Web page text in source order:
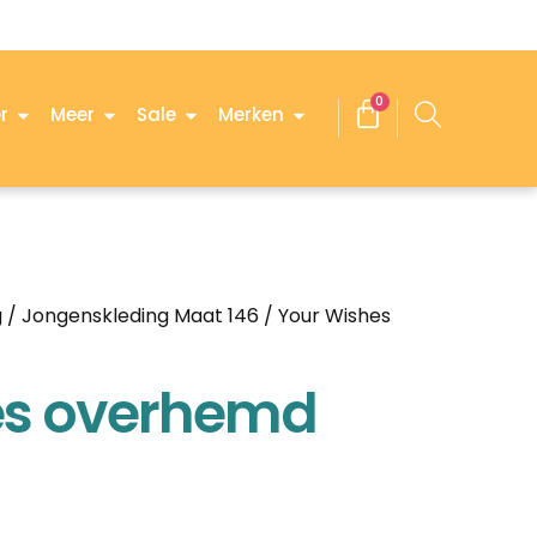
Meer Sale Merken
0
/ Jongenskleding Maat 146 / Your Wishes
overhemd